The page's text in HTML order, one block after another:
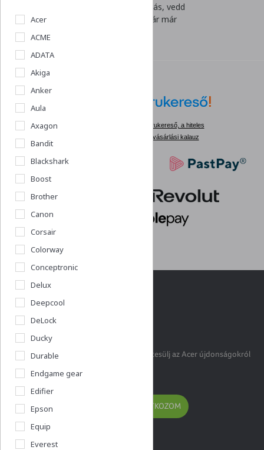
Acer
ACME
ADATA
Akiga
Anker
Aula
Axagon
Bandit
Blackshark
Boost
Brother
Canon
Corsair
Colorway
Conceptronic
Delux
Deepcool
DeLock
Ducky
Durable
Endgame gear
Edifier
Epson
Equip
Everest
Villámgyors kiszállítás, vedd
át rendelésed akár már
Árukereső, a hiteles
vásárlási kalauz
Acershop klub
Legyél Te is klubtag, hogy első kézből értesülj az Acer újdonságokról
és akciókról!
FELIRATKOZOM